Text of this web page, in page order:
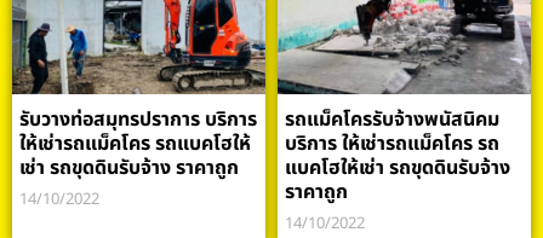
รับวางท่อสมุทรปราการ บริการ
ให้เช่ารถแม็คโคร รถแบคโฮให้
เช่า รถขุดดินรับจ้าง ราคาถูก
14/10/2022
รถแม็คโครรับจ้างพนัสนิคม
บริการ ให้เช่ารถแม็คโคร รถ
แบคโฮให้เช่า รถขุดดินรับจ้าง
ราคาถูก
14/10/2022